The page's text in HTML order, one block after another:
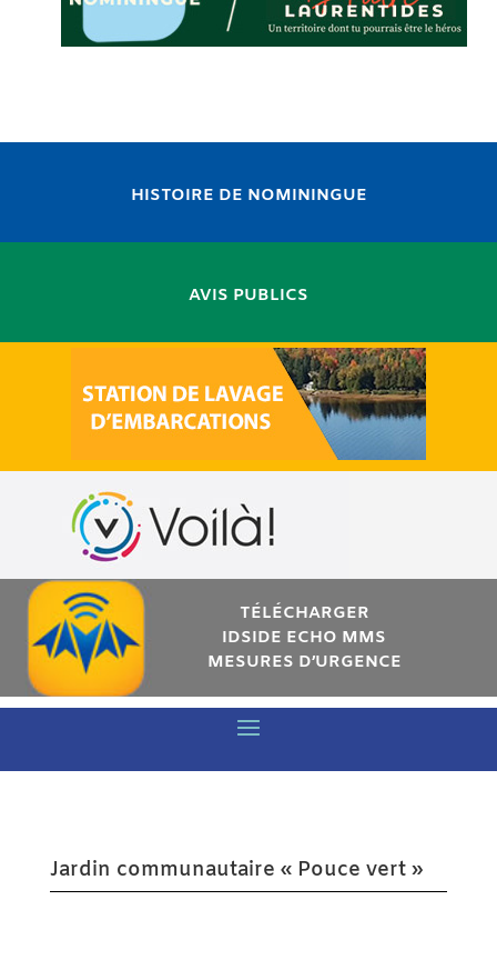
HISTOIRE DE NOMININGUE
AVIS PUBLICS
TÉLÉCHARGER
IDSIDE ECHO MMS
MESURES D’URGENCE
Jardin communautaire « Pouce vert »